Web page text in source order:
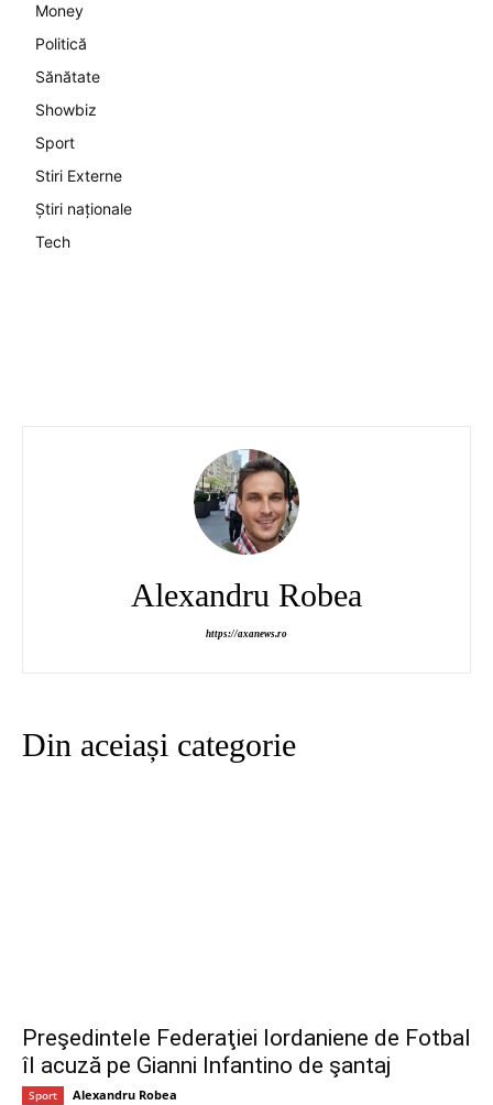
Money
Politică
Sănătate
Showbiz
Sport
Stiri Externe
Știri naționale
Tech
Alexandru Robea
https://axanews.ro
Din aceiași categorie
Preşedintele Federaţiei Iordaniene de Fotbal
îl acuză pe Gianni Infantino de şantaj
Sport Alexandru Robea